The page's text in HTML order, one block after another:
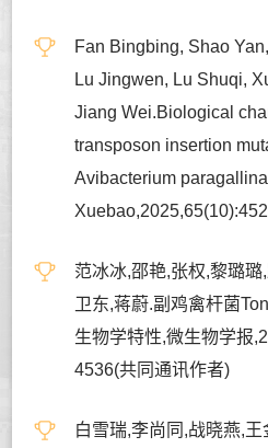
Fan Bingbing, Shao
Lu Jingwen, Lu Shuqi,
Jiang Wei.Biological
transposon insertion
Avibacterium
范冰冰,邵艳,张权,黎璐
卫东,蒋蔚.副鸡禽杆菌
生物学特性,微生物学报
4536(共同通讯作者)
白雪瑞,李尚同,战晓燕,